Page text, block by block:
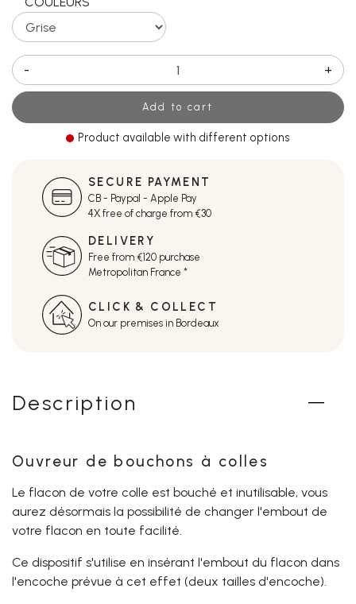
- +
Add to cart
Product available with different options
SECURE PAYMENT
CB - Paypal - Apple Pay
4X free of charge from €30
DELIVERY
Free from €120 purchase
Metropolitan France *
CLICK & COLLECT
On our premises in Bordeaux
Description
Ouvreur de bouchons à colles
Le flacon de votre colle est bouché et inutilisable, vous
aurez désormais la possibilité de changer l'embout de
votre flacon en toute facilité.
Ce dispositif s'utilise en insérant l'embout du flacon dans
l'encoche prévue à cet effet (deux tailles d'encoche).